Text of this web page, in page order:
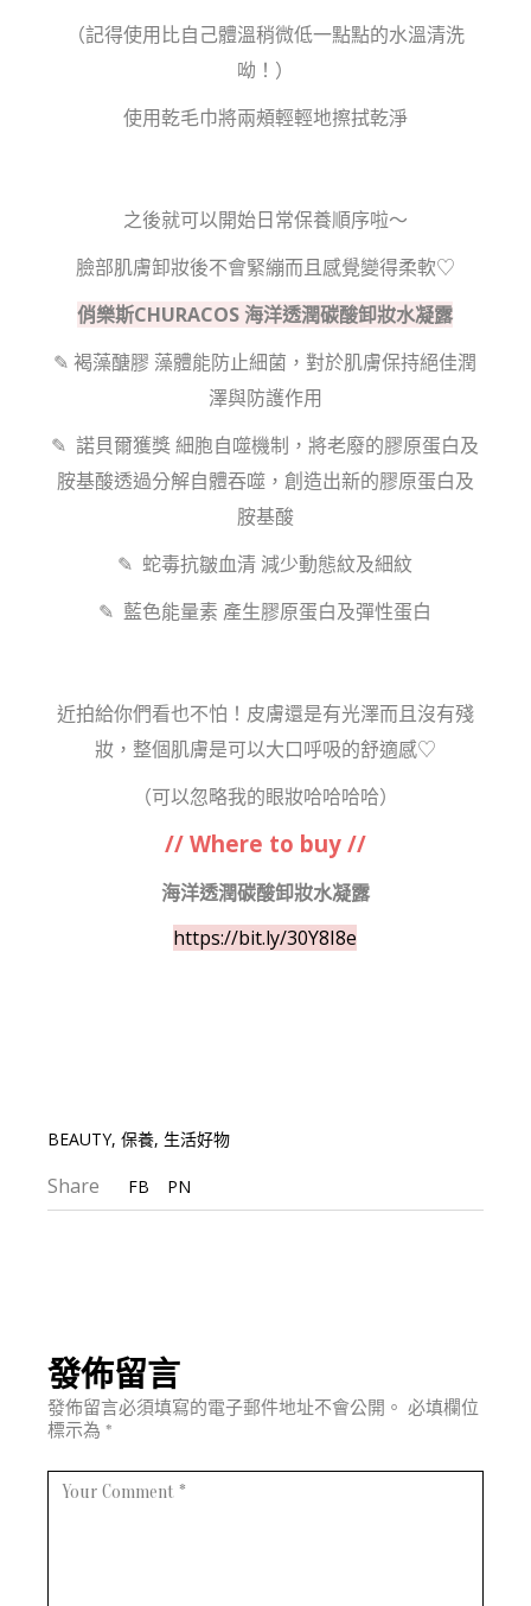
（記得使用比自己體溫稍微低一點點的水溫清洗
呦！）
使用乾毛巾將兩頰輕輕地擦拭乾淨
之後就可以開始日常保養順序啦～
臉部肌膚卸妝後不會緊繃而且感覺變得柔軟♡
俏樂斯CHURACOS 海洋透潤碳酸卸妝水凝露
✎ 褐藻醣膠 藻體能防止細菌，對於肌膚保持絕佳潤
澤與防護作用
✎ 諾貝爾獲獎 細胞自噬機制，將老廢的膠原蛋白及
胺基酸透過分解自體吞噬，創造出新的膠原蛋白及
胺基酸
✎ 蛇毒抗皺血清 減少動態紋及細紋
✎ 藍色能量素 產生膠原蛋白及彈性蛋白
近拍給你們看也不怕！皮膚還是有光澤而且沒有殘
妝，整個肌膚是可以大口呼吸的舒適感♡
（可以忽略我的眼妝哈哈哈哈）
// Where to buy //
海洋透潤碳酸卸妝水凝露
https://bit.ly/30Y8I8e
BEAUTY,保養, 生活好物
Share FB PN
發佈留言
發佈留言必須填寫的電子郵件地址不會公開。 必填欄位
標示為*